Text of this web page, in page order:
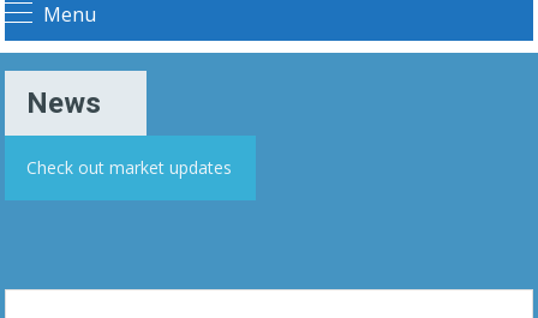
Menu
News
Check out market updates